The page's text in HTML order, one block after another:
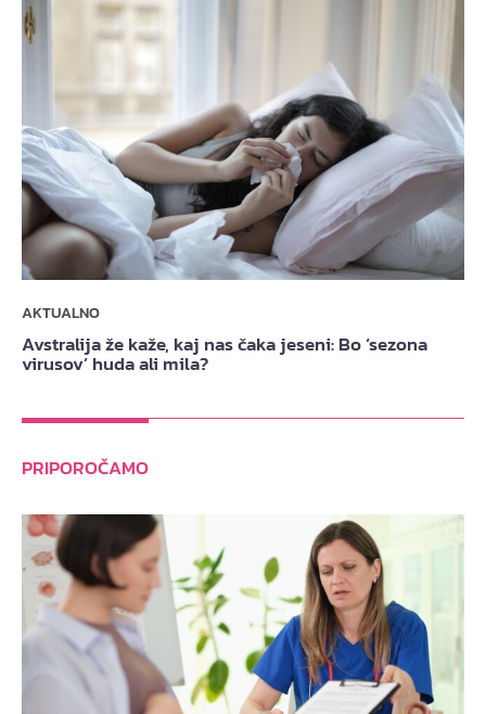
AKTUALNO
Avstralija že kaže, kaj nas čaka jeseni: Bo ‘sezona
virusov’ huda ali mila?
PRIPOROČAMO